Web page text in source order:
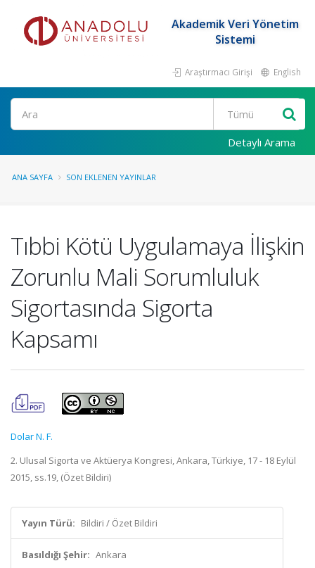
Akademik Veri Yönetim
Sistemi
Araştırmacı Girişi English
Ara
Detaylı Arama
ANA SAYFA SON EKLENEN YAYINLAR
Tıbbi Kötü Uygulamaya İlişkin
Zorunlu Mali Sorumluluk
Sigortasında Sigorta
Kapsamı
Dolar N. F.
2. Ulusal Sigorta ve Aktüerya Kongresi, Ankara, Türkiye, 17 - 18 Eylül
2015, ss.19, (Özet Bildiri)
Yayın Türü: Bildiri / Özet Bildiri
Basıldığı Şehir: Ankara